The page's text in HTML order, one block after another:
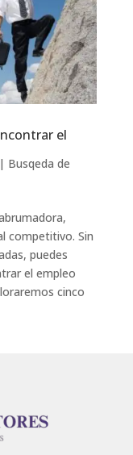
el
| Busqeda de
competitivo. Sin
puedes
el empleo
cinco